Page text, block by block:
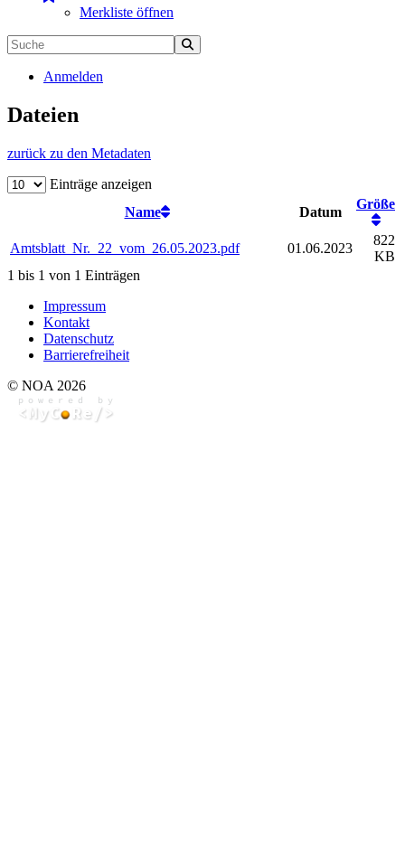
Merkliste öffnen
Anmelden
Dateien
zurück zu den Metadaten
Einträge anzeigen
Name
Datum
Größe
Amtsblatt_Nr._22_vom_26.05.2023.pdf 01.06.2023
822
KB
1 bis 1 von 1 Einträgen
Impressum
Kontakt
Datenschutz
Barrierefreiheit
© NOA 2026